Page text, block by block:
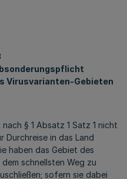
Virusvarianten-Gebieten
§ 1 Absatz 1 Satz 1 nicht
Durchreise in das Land
haben das Gebiet des
schnellsten Weg zu
sofern sie dabei